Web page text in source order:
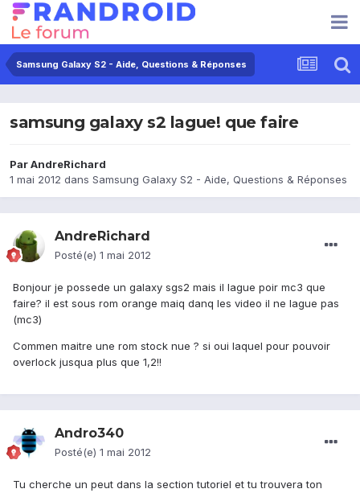
Samsung Galaxy S2 - Aide, Questions & Réponses
samsung galaxy s2 lague! que faire
ParAndreRichard
1 mai 2012 dans Samsung Galaxy S2 - Aide, Questions & Réponses
AndreRichard
Posté(e) 1 mai 2012
Bonjour je possede un galaxy sgs2 mais il lague poir mc3 que
faire? il est sous rom orange maiq danq les video il ne lague pas
(mc3)
Commen maitre une rom stock nue ? si oui laquel pour pouvoir
overlock jusqua plus que 1,2!!
Andro340
Posté(e) 1 mai 2012
Tu cherche un peut dans la section tutoriel et tu trouvera ton